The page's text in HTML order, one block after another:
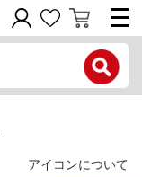
アイコンについて